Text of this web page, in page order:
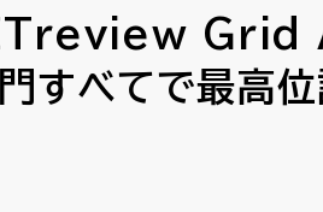
求書送受信
AI
組み
リサーチ
AIシンクタ
社員インタビュー
採用情報
私たちの想い
CEOメッセージ
ITreview
すべてで最高位
求書送受信
AI
組み
リサーチ
AIシンクタ
社員インタビュー
採用情報
私たちの想い
CEOメッセージ